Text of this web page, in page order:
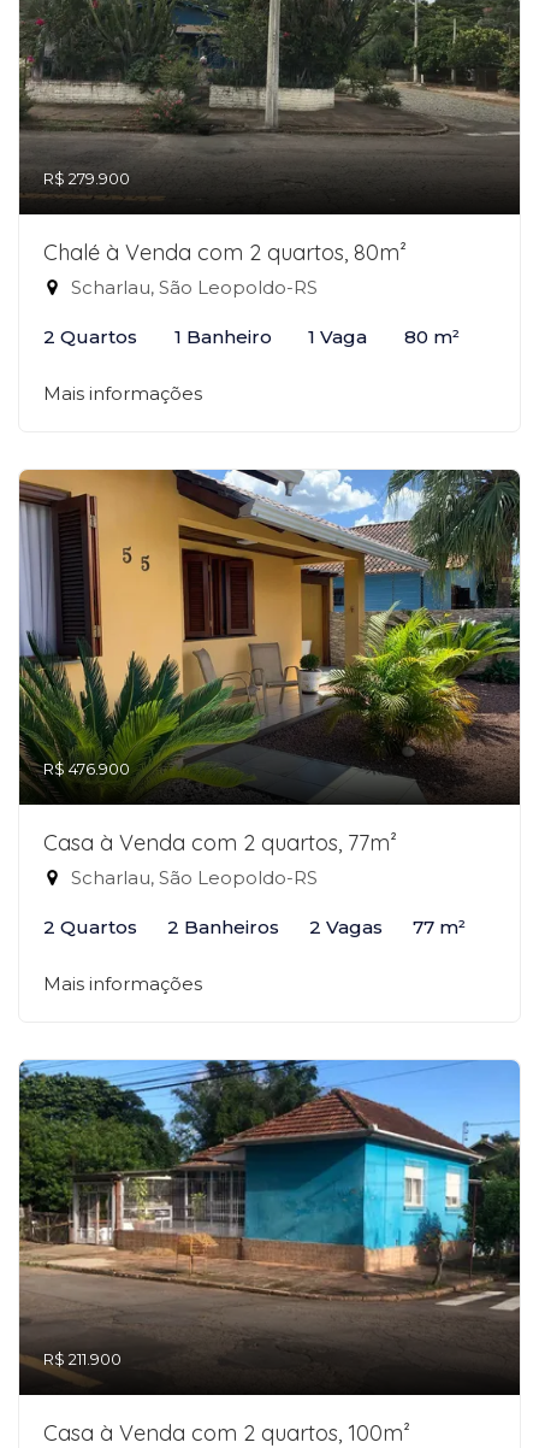
R$ 279.900
Chalé à Venda com 2 quartos, 80m²
Scharlau, São Leopoldo-RS
2 Quartos 1 Banheiro 1 Vaga 80 m²
Mais informações
R$ 476.900
Casa à Venda com 2 quartos, 77m²
Scharlau, São Leopoldo-RS
2 Quartos 2 Banheiros 2 Vagas 77 m²
Mais informações
R$ 211.900
Casa à Venda com 2 quartos, 100m²